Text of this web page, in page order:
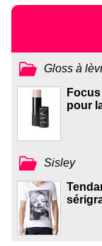
Gloss à
pour
Sisley